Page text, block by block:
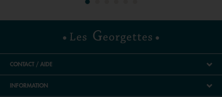
CONTACT / AIDE
INFORMATION